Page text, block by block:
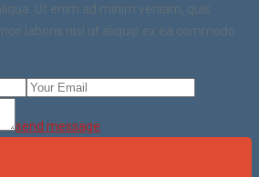
Ut enim ad minim veniam, quis
laboris nisi ut aliquip ex ea commodo
send message